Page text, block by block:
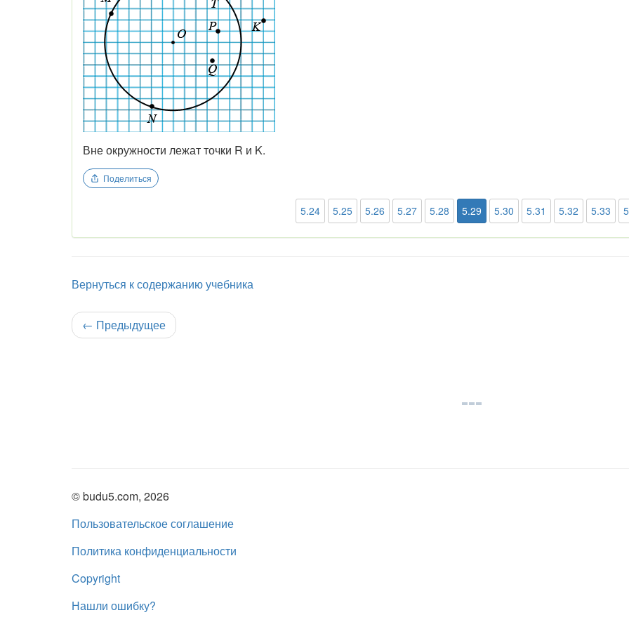
Вне окружности лежат точки R и K.
Поделиться
5.24 5.25 5.26 5.27 5.28 5.29 5.30 5.31 5.32 5.33
Вернуться к содержанию учебника
← Предыдущее
© budu5.com, 2026
Пользовательское соглашение
Политика конфиденциальности
Copyright
Нашли ошибку?